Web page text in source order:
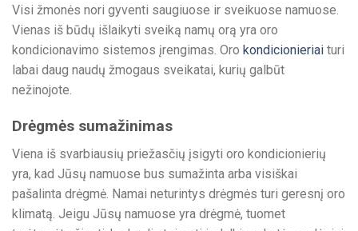
Visi žmonės nori gyventi saugiuose ir sveikuose namuose.
Vienas iš būdų išlaikyti sveiką namų orą yra oro
kondicionavimo sistemos įrengimas. Oro kondicionieriai turi
labai daug naudų žmogaus sveikatai, kurių galbūt
nežinojote.
Drėgmės sumažinimas
Viena iš svarbiausių priežasčių įsigyti oro kondicionierių
yra, kad Jūsų namuose bus sumažinta arba visiškai
pašalinta drėgmė. Namai neturintys drėgmės turi geresnį oro
klimatą. Jeigu Jūsų namuose yra drėgmė, tuomet